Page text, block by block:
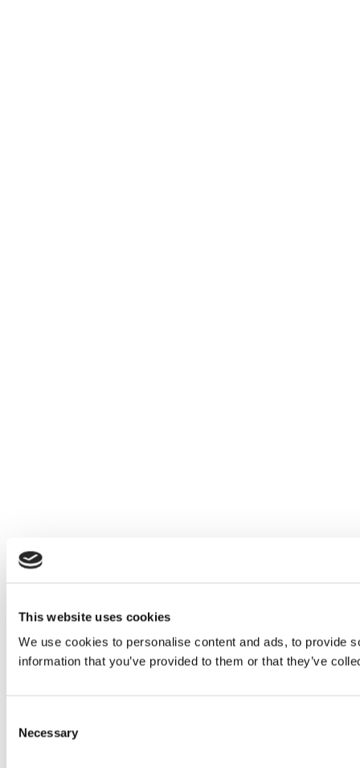
This website uses cookies
We use cookies to personalise content and ads, to provide
information that you’ve provided to them or that they’ve
Selection
Necessary